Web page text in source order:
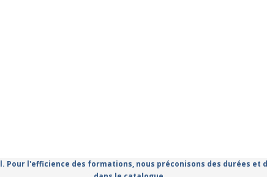
l'efficience des formations, nous préconisons des durées